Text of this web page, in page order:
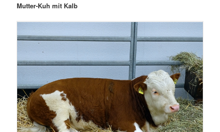
Mutter-Kuh mit Kalb